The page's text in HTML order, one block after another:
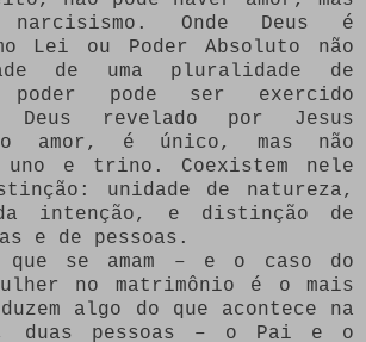
narcisismo. Onde Deus é
Lei ou Poder Absoluto não
de uma pluralidade de
poder pode ser exercido
Deus revelado por Jesus
amor, é único, mas não
e trino. Coexistem nele
unidade de natureza,
intenção, e distinção de
e de pessoas.
que se amam – e o caso do
no matrimônio é o mais
algo do que acontece na
duas pessoas – o Pai e o